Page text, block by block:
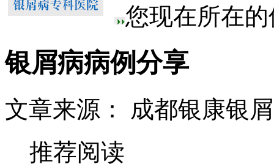
您现在所在
银屑病病例分享
文章来源： 成都银康银
推荐阅读